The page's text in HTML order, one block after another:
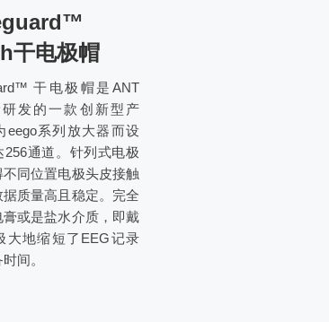
干电极帽
干电极帽是ANT
研发的一款创新型产
eego系列放大器而设
256通道。针列式电极
不同位置电极头皮接触
据质量高且稳定。完全
膏或是盐水介质，即戴
大地缩短了EEG记录
间。